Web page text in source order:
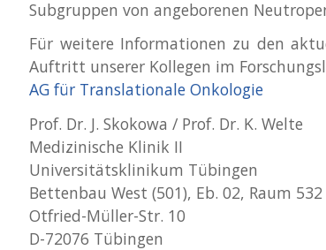
Subgruppen von angeborenen
Für weitere Informationen zu den
Auftritt unserer Kollegen im
AG für Translationale Onkologie
Prof. Dr. J. Skokowa / Prof. Dr. K. Welte
Medizinische Klinik II
Universitätsklinikum Tübingen
Bettenbau West (501), Eb. 02, Raum 532
Otfried-Müller-Str. 10
D-72076 Tübingen